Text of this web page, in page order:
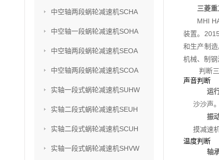
中空轴两段蜗轮减速机SCHA
中空轴一段蜗轮减速机SOHA
中空轴两段蜗轮减速机SEOA
中空轴两段蜗轮减速机SCOA
实轴一段式蜗轮减速机SUHW
实轴二段式蜗轮减速机SEUH
实轴二段式蜗轮减速机SCUH
实轴一段式蜗轮减速机SHVW
三菱
MHI
装置。
和生产制
机械、制
判断
声音判断
运
沙沙声
振
摸减速
温度判断
轴